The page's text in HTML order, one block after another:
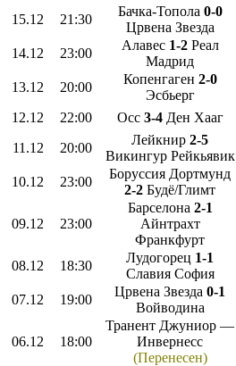
15.12 21:30
Бачка-Топола 0-0
Црвена Звезда
14.12 23:00
Алавес 1-2Реал
Мадрид
13.12 20:00
Копенгаген 2-0
Эсбьерг
12.12 22:00 Осс 3-4Ден Хааг
11.12 20:00
Лейкнир 2-5
Викингур Рейкьявик
10.12 23:00
Боруссия Дортмунд
2-2 Будё/Глимт
09.12 23:00
Барселона 2-1
Айнтрахт
Франкфурт
08.12 18:30
Лудогорец 1-1
Славия София
07.12 19:00
Црвена Звезда 0-1
Войводина
06.12 18:00
Транент Джуниор —
Инвернесс
(Перенесен)